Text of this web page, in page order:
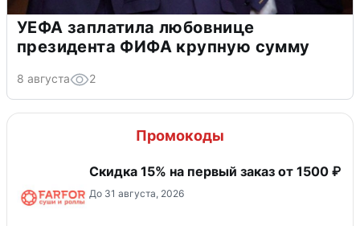
УЕФА заплатила любовнице
президента ФИФА крупную сумму
8 августа 2
Промокоды
Скидка 15% на первый заказ от 1500 ₽
До 31 августа, 2026